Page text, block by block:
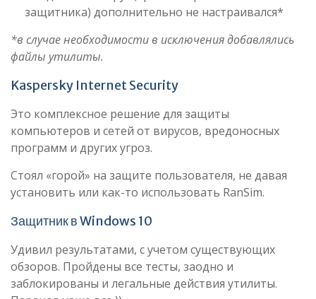
защитника) дополнительно не настраивался*
*в случае необходимости в исключения добавлялись
файлы утилиты.
Kaspersky Internet Security
Это комплексное решение для защиты
компьютеров и сетей от вирусов, вредоносных
программ и других угроз.
Стоял «горой» на защите пользователя, не давая
установить или как-то использовать RanSim.
Защитник в Windows 10
Удивил результатами, с учетом существующих
обзоров. Пройдены все тесты, заодно и
заблокированы и легальные действия утилиты.